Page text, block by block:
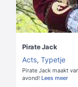
Pirate Jack
Acts, Typetje
Pirate Jack maakt
avond! Lees meer